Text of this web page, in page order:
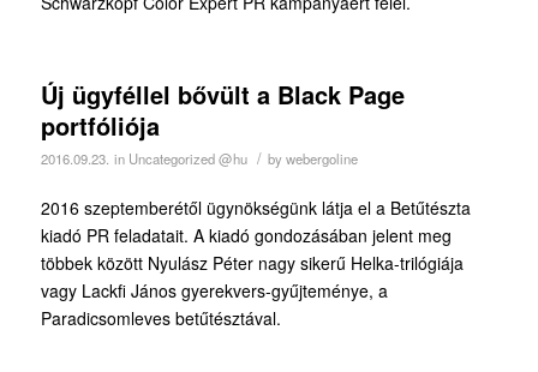
Új ügyféllel bővült a Black Page
portfóliója
2016.09.23. in Uncategorized @hu / bywebergoline
2016 szeptemberétől ügynökségünk látja el a Betűtészta
kiadó PR feladatait. A kiadó gondozásában jelent meg
többek között Nyulász Péter nagy sikerű Helka-trilógiája
vagy Lackfi János gyerekvers-gyűjteménye, a
Paradicsomleves betűtésztával.